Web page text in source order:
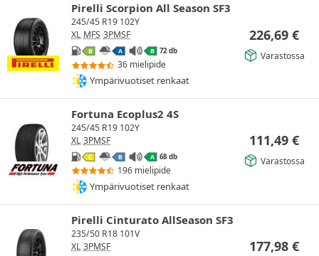
Pirelli Scorpion All Season SF3
245/45 R19 102Y
XL MFS 3PMSF
B A B 72 db
36 mielipide
Ympärivuotiset renkaat
226,69 €
Varastossa
Fortuna Ecoplus2 4S
245/45 R19 102Y
XL 3PMSF
C B A 68 db
196 mielipide
Ympärivuotiset renkaat
111,49 €
Varastossa
Pirelli Cinturato AllSeason SF3
235/50 R18 101V
XL 3PMSF 177,98 €